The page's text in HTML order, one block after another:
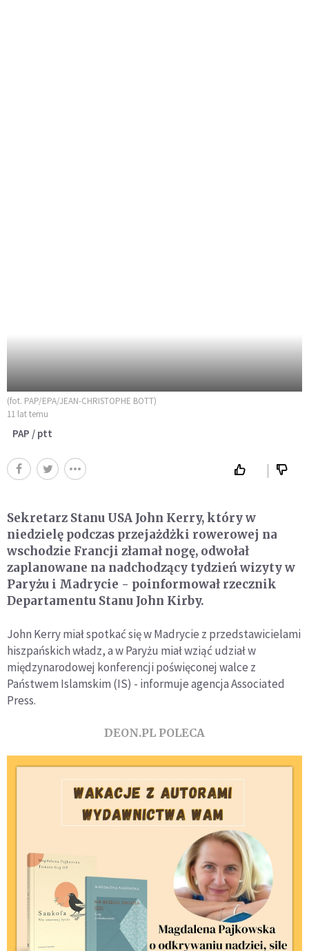
(fot. PAP/EPA/JEAN-CHRISTOPHE BOTT)
11 lat temu
PAP / ptt
Sekretarz Stanu USA John Kerry, który w
niedzielę podczas przejażdżki rowerowej na
wschodzie Francji złamał nogę, odwołał
zaplanowane na nadchodzący tydzień wizyty w
Paryżu i Madrycie - poinformował rzecznik
Departamentu Stanu John Kirby.
John Kerry miał spotkać się w Madrycie z przedstawicielami
hiszpańskich władz, a w Paryżu miał wziąć udział w
międzynarodowej konferencji poświęconej walce z
Państwem Islamskim (IS) - informuje agencja Associated
Press.
DEON.PL POLECA